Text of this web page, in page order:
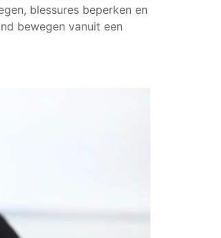
blessures beperken en
bewegen vanuit een